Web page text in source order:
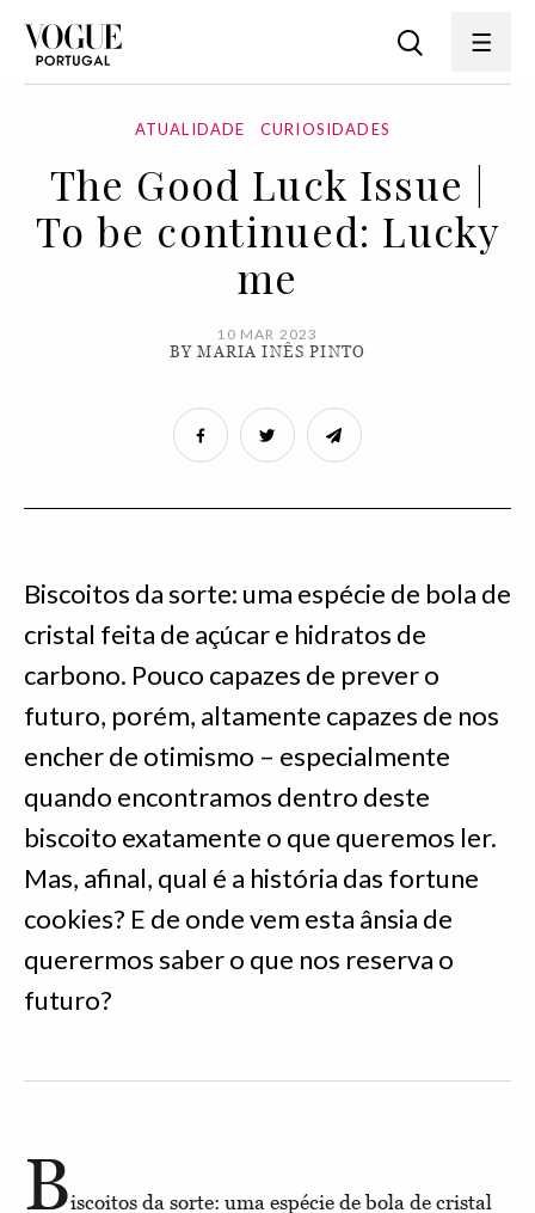
ATUALIDADE CURIOSIDADES
The Good Luck Issue |
To be continued: Lucky
me
10 MAR 2023
BY MARIA INÊS PINTO
Biscoitos da sorte: uma espécie de bola de
cristal feita de açúcar e hidratos de
carbono. Pouco capazes de prever o
futuro, porém, altamente capazes de nos
encher de otimismo – especialmente
quando encontramos dentro deste
biscoito exatamente o que queremos ler.
Mas, afinal, qual é a história das fortune
cookies? E de onde vem esta ânsia de
querermos saber o que nos reserva o
futuro?
Biscoitos da sorte: uma espécie de bola de cristal